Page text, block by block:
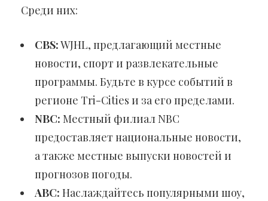
Среди них:
CBS:WJHL, предлагающий местные
новости, спорт и развлекательные
программы. Будьте в курсе событий в
регионе Tri-Cities и за его пределами.
NBC: Местный филиал NBC
предоставляет национальные новости,
а также местные выпуски новостей и
прогнозов погоды.
ABC: Наслаждайтесь популярными шоу,